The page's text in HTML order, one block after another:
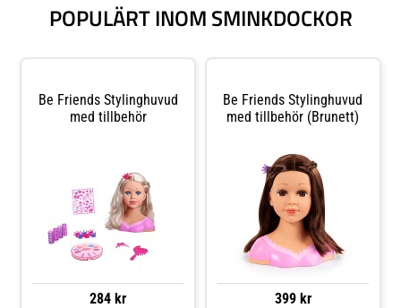
POPULÄRT INOM SMINKDOCKOR
Be Friends Stylinghuvud
med tillbehör
284 kr
Be Friends Stylinghuvud
med tillbehör (Brunett)
399 kr